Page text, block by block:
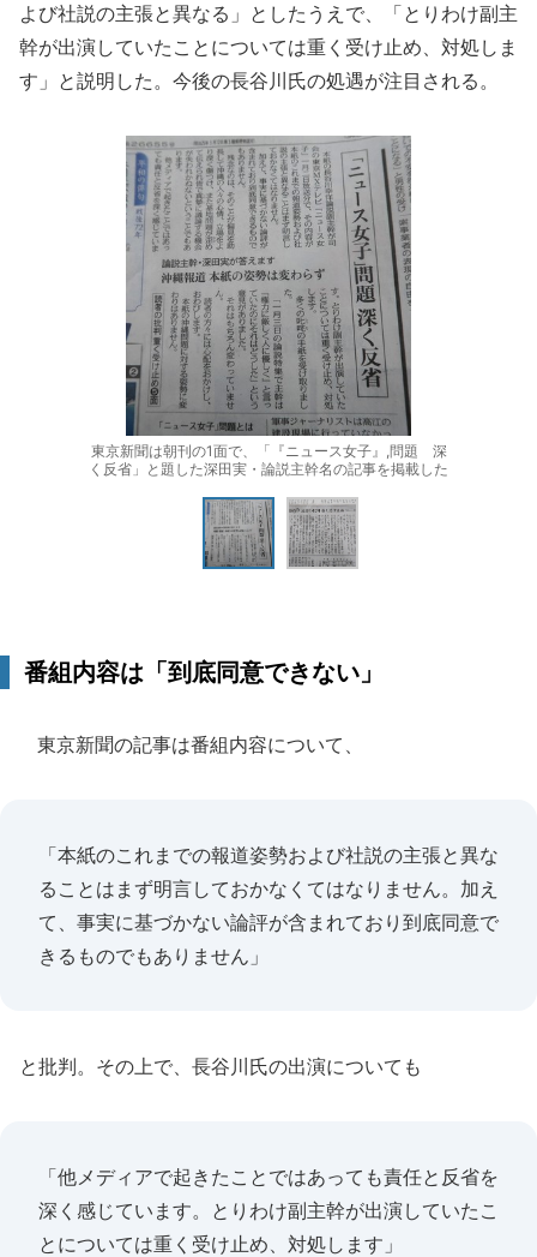
よび社説の主張と異なる」としたうえで、「とりわけ副主
幹が出演していたことについては重く受け止め、対処しま
す」と説明した。今後の長谷川氏の処遇が注目される。
東京新聞は朝刊の1面で、「『ニュース女子』,問題 深
く反省」と題した深田実・論説主幹名の記事を掲載した
番組内容は「到底同意できない」
東京新聞の記事は番組内容について、
「本紙のこれまでの報道姿勢および社説の主張と異な
ることはまず明言しておかなくてはなりません。加え
て、事実に基づかない論評が含まれており到底同意で
きるものでもありません」
と批判。その上で、長谷川氏の出演についても
「他メディアで起きたことではあっても責任と反省を
深く感じています。とりわけ副主幹が出演していたこ
とについては重く受け止め、対処します」